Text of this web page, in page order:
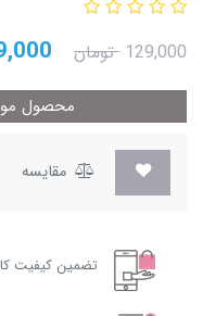
129,000 تومان
محصول
مقایسه
تضمین کیفیت